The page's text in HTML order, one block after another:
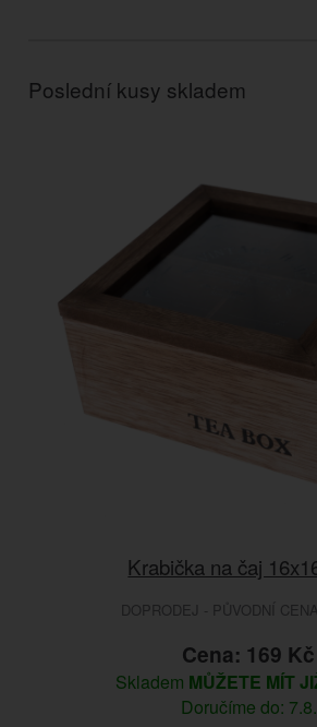
Poslední kusy skladem
Krabička na čaj
DOPRODEJ - PŮVODNÍ
Cena: 169 Kč
Skladem MŮŽETE MÍT
Doručíme do: 7.8.